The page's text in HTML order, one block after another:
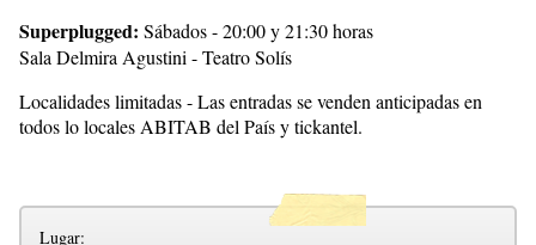
Superplugged: Sábados - 20:00 y 21:30 horas
Sala Delmira Agustini - Teatro Solís
Localidades limitadas - Las entradas se venden anticipadas en
todos lo locales ABITAB del País y tickantel.
Lugar: